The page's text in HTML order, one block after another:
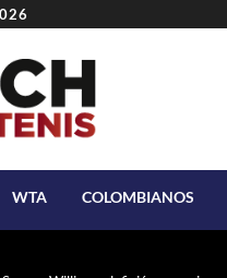
WTA COLOMBIANOS